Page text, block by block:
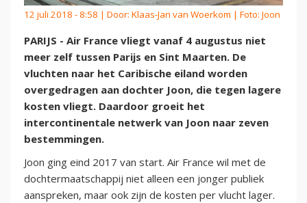
12 juli 2018 - 8:58 | Door: Klaas-Jan van Woerkom | Foto: Joon
PARIJS - Air France vliegt vanaf 4 augustus niet
meer zelf tussen Parijs en Sint Maarten. De
vluchten naar het Caribische eiland worden
overgedragen aan dochter Joon, die tegen lagere
kosten vliegt. Daardoor groeit het
intercontinentale netwerk van Joon naar zeven
bestemmingen.
Joon ging eind 2017 van start. Air France wil met de
dochtermaatschappij niet alleen een jonger publiek
aanspreken, maar ook zijn de kosten per vlucht lager.